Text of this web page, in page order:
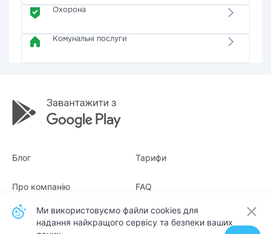
Охорона
Комунальні послуги
Блог Тарифи
Про компанію
Квитанції
FAQ
Для бізнесу
Ми використовуємо файли cookies для
надання найкращого сервісу та безпеки ваших